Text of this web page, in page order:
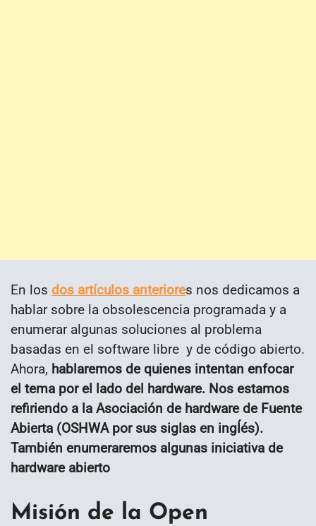
En los dos artículos anteriores nos dedicamos a
hablar sobre la obsolescencia programada y a
enumerar algunas soluciones al problema
basadas en el software libre y de código abierto.
Ahora, hablaremos de quienes intentan enfocar
el tema por el lado del hardware. Nos estamos
refiriendo a la Asociación de hardware de Fuente
Abierta (OSHWA por sus siglas en ingĺés).
También enumeraremos algunas iniciativa de
hardware abierto
Misión de la Open